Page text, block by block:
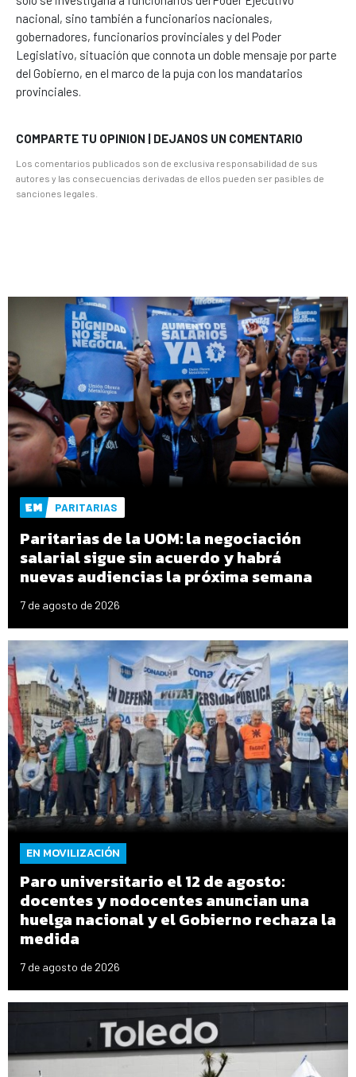
nacional, sino también a funcionarios nacionales,
gobernadores, funcionarios provinciales y del Poder
Legislativo, situación que connota un doble mensaje por parte
del Gobierno, en el marco de la puja con los mandatarios
provinciales.
COMPARTE TU OPINION | DEJANOS UN COMENTARIO
Los comentarios publicados son de exclusiva responsabilidad de sus
autores y las consecuencias derivadas de ellos pueden ser pasibles de
sanciones legales.
PARITARIAS
Paritarias de la UOM: la negociación
salarial sigue sin acuerdo y habrá
nuevas audiencias la próxima semana
7 de agosto de 2026
EN MOVILIZACIÓN
Paro universitario el 12 de agosto:
docentes y nodocentes anuncian una
huelga nacional y el Gobierno rechaza la
medida
7 de agosto de 2026